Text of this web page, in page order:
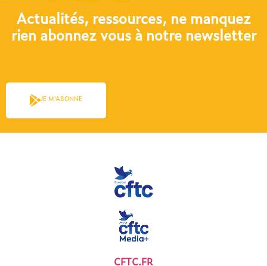
Actualités, ressources, ne manquez
rien abonnez vous à notre newsletter​
JE M'ABONNE
CFTC.FR